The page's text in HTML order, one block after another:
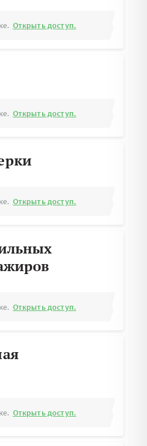
Открыть доступ.
Открыть доступ.
Открыть доступ.
Открыть доступ.
Открыть доступ.